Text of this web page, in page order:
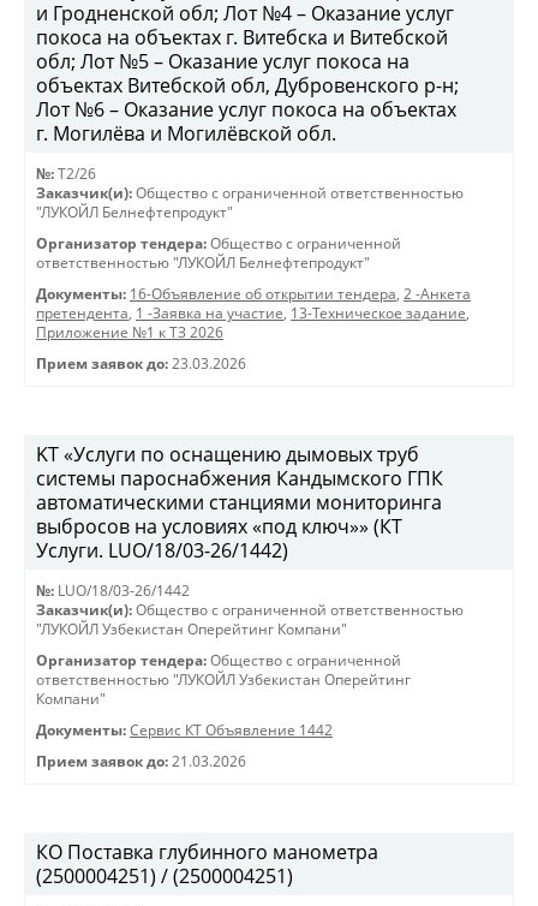
и Гродненской обл; Лот №4 – Оказание услуг
покоса на объектах г. Витебска и Витебской
обл; Лот №5 – Оказание услуг покоса на
объектах Витебской обл, Дубровенского р-н;
Лот №6 – Оказание услуг покоса на объектах
г. Могилёва и Могилёвской обл.
№: T2/26
Заказчик(и): Общество с ограниченной ответственностью
"ЛУКОЙЛ Белнефтепродукт"
Организатор тендера: Общество с ограниченной
ответственностью "ЛУКОЙЛ Белнефтепродукт"
Документы: 16-Объявление об открытии тендера, 2 -Анкета
претендента, 1 -Заявка на участие, 13-Техническое задание,
Приложение №1 к ТЗ 2026
Прием заявок до: 23.03.2026
KT «Услуги по оснащению дымовых труб
системы пароснабжения Кандымского ГПК
автоматическими станциями мониторинга
выбросов на условиях «под ключ»» (КТ
Услуги. LUO/18/03-26/1442)
№: LUO/18/03-26/1442
Заказчик(и): Общество с ограниченной ответственностью
"ЛУКОЙЛ Узбекистан Оперейтинг Компани"
Организатор тендера: Общество с ограниченной
ответственностью "ЛУКОЙЛ Узбекистан Оперейтинг
Компани"
Документы: Сервис КТ Объявление 1442
Прием заявок до: 21.03.2026
КО Поставка глубинного манометра
(2500004251) / (2500004251)